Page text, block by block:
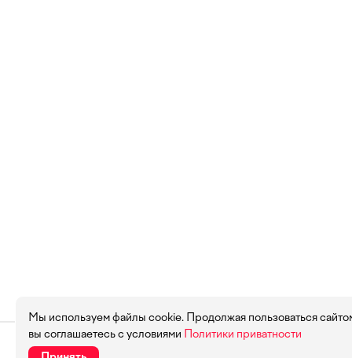
Мы используем файлы cookie. Продолжая пользоваться
вы соглашаетесь с условиями Политики приватности